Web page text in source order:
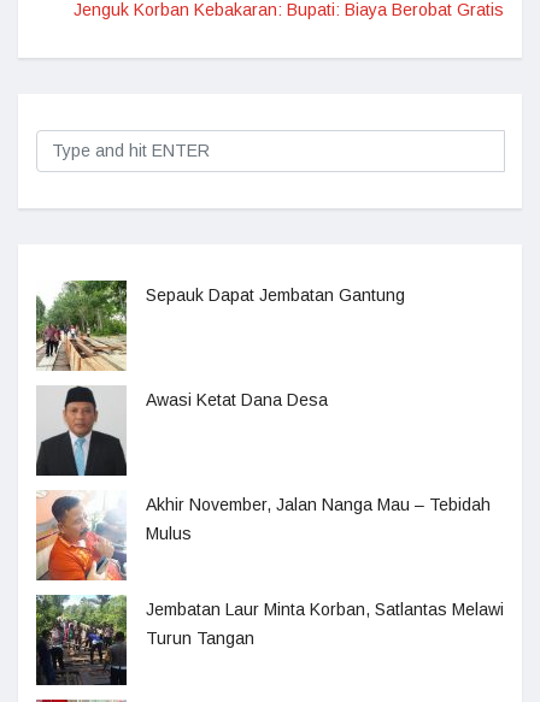
Jenguk Korban Kebakaran: Bupati: Biaya Berobat Gratis
Sepauk Dapat Jembatan Gantung
Awasi Ketat Dana Desa
Akhir November, Jalan Nanga Mau – Tebidah
Mulus
Jembatan Laur Minta Korban, Satlantas Melawi
Turun Tangan